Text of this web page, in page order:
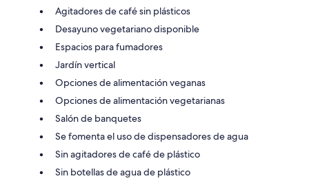
Agitadores de café sin plásticos
Desayuno vegetariano disponible
Espacios para fumadores
Jardín vertical
Opciones de alimentación veganas
Opciones de alimentación vegetarianas
Salón de banquetes
Se fomenta el uso de dispensadores de agua
Sin agitadores de café de plástico
Sin botellas de agua de plástico